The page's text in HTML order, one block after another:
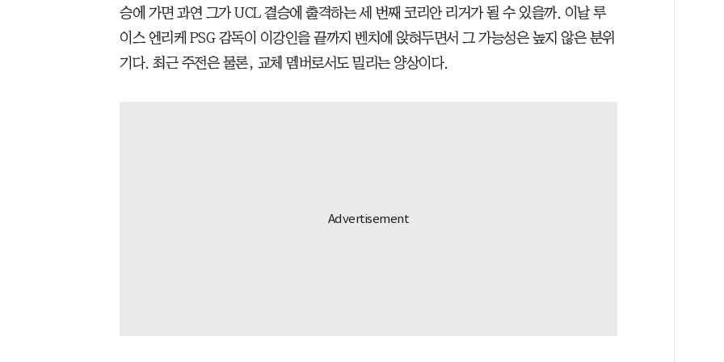
승에 가면 과연 그가 UCL 결승에 출격하는 세 번째 코리안 리거가 될 수 있을까. 이날 루
이스 엔리케 PSG 감독이 이강인을 끝까지 벤치에 앉혀두면서 그 가능성은 높지 않은 분위
기다. 최근 주전은 물론, 교체 멤버로서도 밀리는 양상이다.